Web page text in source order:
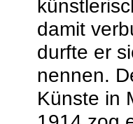
damit
durfte er
nennen.
Künste in